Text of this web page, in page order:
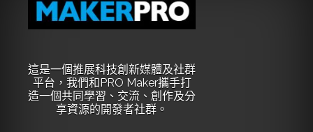
這是一個推展科技創新媒體及社群
平台，我們和PRO Maker攜手打
造一個共同學習、交流、創作及分
享資源的開發者社群。